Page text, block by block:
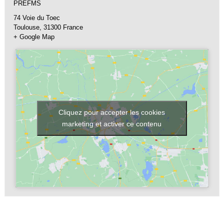
PREFMS
74 Voie du Toec
Toulouse 31300 France
+ Google Map
Cliquez pour accepter les cookies
marketing et activer ce contenu